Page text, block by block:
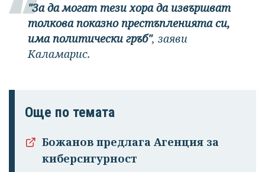
"За да могат тези хора да извършват
толкова показно престъпленията си,
има политически гръб", заяви
Каламарис.
Още по темата
Божанов предлага Агенция за
киберсигурност